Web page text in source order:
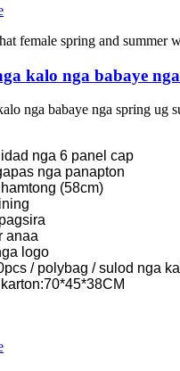
kalo nga babaye
nga babaye nga spring ug
nga 6 panel cap
nga panapton
(58cm)
anaa
logo
/ polybag / sulod nga